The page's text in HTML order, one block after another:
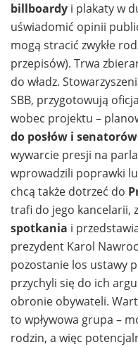
billboardy i plakaty w
uświadomić opinii
mogą stracić zwykłe
przepisów). Trwa
do władz.
SBB, przygotowują
wobec projektu –
do posłów i senatorów
wywarcie presji na
wprowadzili poprawki
chcą także dotrzeć do
trafi do jego kancelarii,
spotkania i
prezydent Karol
pozostanie los ustawy
przychyli się do ich
obronie obywateli.
to wpływowa grupa –
rodzin, a więc